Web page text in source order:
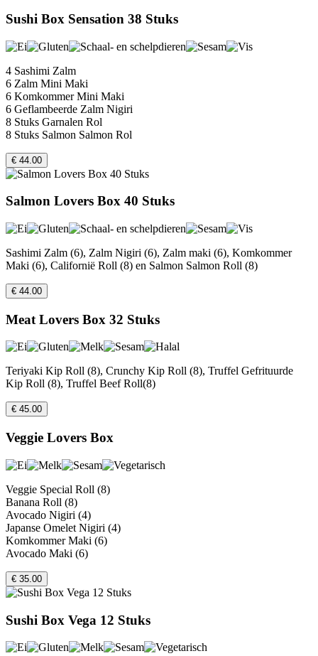
Sushi Box Sensation 38 Stuks
4 Sashimi Zalm
6 Zalm Mini Maki
6 Komkommer Mini Maki
6 Geflambeerde Zalm Nigiri
8 Stuks Garnalen Rol
8 Stuks Salmon Salmon Rol
€ 44.00
Salmon Lovers Box 40 Stuks
Sashimi Zalm (6), Zalm Nigiri (6), Zalm maki (6), Komkommer
Maki (6), Californië Roll (8) en Salmon Salmon Roll (8)
€ 44.00
Meat Lovers Box 32 Stuks
Teriyaki Kip Roll (8), Crunchy Kip Roll (8), Truffel Gefrituurde
Kip Roll (8), Truffel Beef Roll(8)
€ 45.00
Veggie Lovers Box
Veggie Special Roll (8)
Banana Roll (8)
Avocado Nigiri (4)
Japanse Omelet Nigiri (4)
Komkommer Maki (6)
Avocado Maki (6)
€ 35.00
Sushi Box Vega 12 Stuks